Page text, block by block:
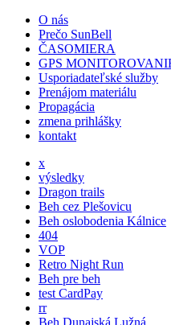
O nás
Prečo SunBell
ČASOMIERA
GPS
Usporiadateľské služby
Prenájom materiálu
Propagácia
zmena prihlášky
kontakt
x
výsledky
Dragon trails
Beh cez Plešovicu
Beh oslobodenia Kálnice
404
VOP
Retro Night Run
Beh pre beh
test CardPay
rr
Beh Dunajská Lužná